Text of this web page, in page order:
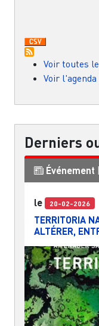
Voir toutes
Voir l'agenda
Derniers
Événement |
le 20-02-2026
TERRITORIA
ALTÉRER,